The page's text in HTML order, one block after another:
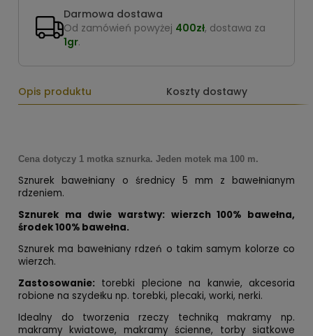
Darmowa dostawa
Od zamówień powyżej 400zł, dostawa za
1gr.
Opis produktu Koszty dostawy
Cena dotyczy 1 motka sznurka. Jeden motek ma 100 m.
Sznurek bawełniany o średnicy 5 mm z bawełnianym
rdzeniem.
Sznurek ma dwie warstwy: wierzch 100% bawełna,
środek 100% bawełna.
Sznurek ma bawełniany rdzeń o takim samym kolorze co
wierzch.
Zastosowanie: torebki plecione na kanwie, akcesoria
robione na szydełku np. torebki, plecaki, worki, nerki.
Idealny do tworzenia rzeczy techniką makramy np.
makramy kwiatowe, makramy ścienne, torby siatkowe